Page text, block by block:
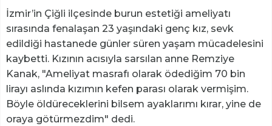
İzmir’in Çiğli ilçesinde burun estetiği ameliyatı
sırasında fenalaşan 23 yaşındaki genç kız, sevk
edildiği hastanede günler süren yaşam mücadelesini
kaybetti. Kızının acısıyla sarsılan anne Remziye
Kanak, "Ameliyat masrafı olarak ödediğim 70 bin
lirayı aslında kızımın kefen parası olarak vermişim.
Böyle öldüreceklerini bilsem ayaklarımı kırar, yine de
oraya götürmezdim" dedi.